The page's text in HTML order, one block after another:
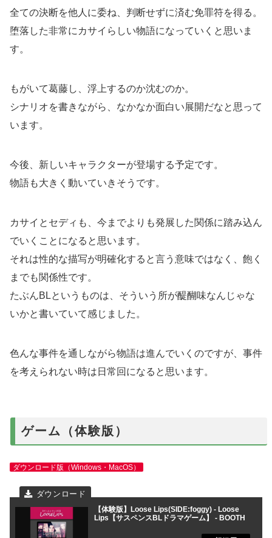
全ての決断を他人に委ね、判断せずに済む免罪符を得る。
堕落した非常にカサイらしい物語になっていくと思いま
す。
もがいて葛藤し、浮上するのか沈むのか。
シナリオを書きながら、なかなか面白い展開だなと思って
います。
今後、新しいキャラクターが登場する予定です。
物語も大きく動いていきそうです。
カサイとセディも、今までよりも発展した関係に踏み込ん
でいくことになると思います。
それは性的な描写が明確化すると言う意味ではなく、飽く
までも関係性です。
たぶんBLというものは、そういう所が醍醐味なんじゃな
いかと書いていて感じました。
色んな事件を通しながら物語は進んでいくのですが、事件
を考えられない時は日常回になると思います。
ゲーム（体験版）
ダウンロード版（Windows・MacOS）
【体験版】Loose Lips(SIDE:foggy) - Loose
Lips【サスペンスBLドラマゲーム】 - BOOTH